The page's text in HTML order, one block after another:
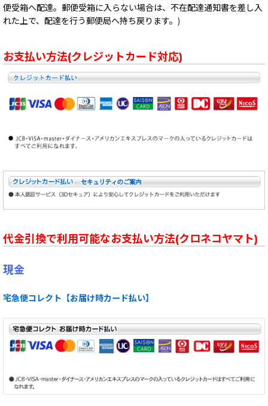
便受箱へ配達。郵便受箱に入らない場合は、不在配達通知書を差し入
れた上で、配達を行う郵便局へ持ち戻ります。)
お支払い方法(クレジットカード対応)
代金引換で利用可能なお支払い方法(クロネコヤマト)
現金
宅急便コレクト【お届け時カード払い】